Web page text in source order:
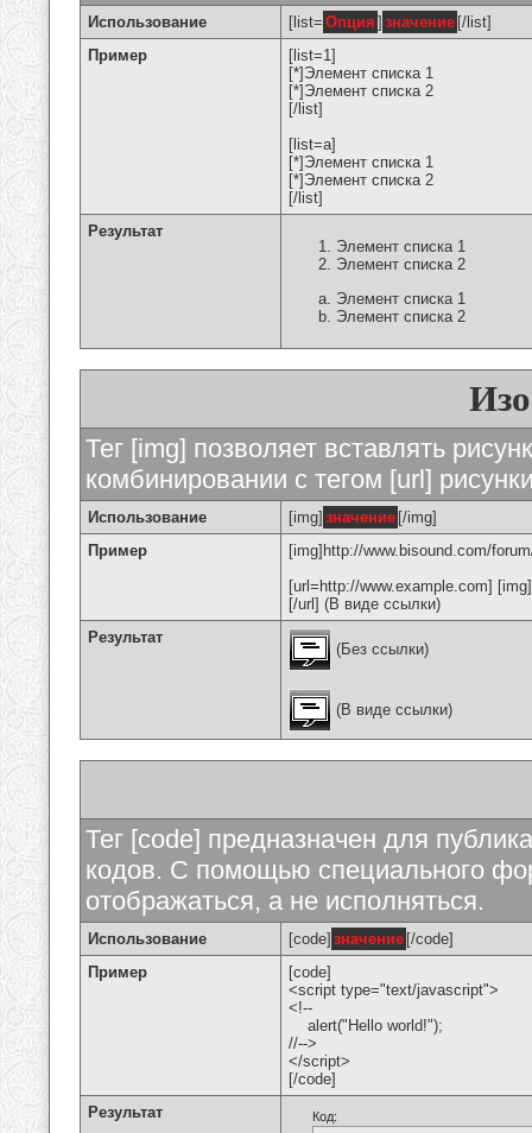
Использование [list= Опция ] значение [/list]
Пример
[list=1]
[*]Элемент списка 1
[*]Элемент списка 2
[/list]
[list=a]
[*]Элемент списка 1
[*]Элемент списка 2
[/list]
Результат
Элемент списка 1
Элемент списка 2
Элемент списка 1
Элемент списка 2
Тег [img] позволяет вставлять
комбинировании с тегом [url]
Использование [img] значение [/img]
Пример
[img]http://www.bisound.com/
[url=http://www.example.com]
[/url] (В виде ссылки)
Результат
(Без ссылки)
(В виде ссылки)
Тег [code] предназначен для
кодов. С помощью специального
отображаться, а не исполняться.
Использование [code] значение [/code]
Пример
[code]
<script type="text/javascript">
<!--
alert("Hello world!");
//-->
</script>
[/code]
Результат
Код: